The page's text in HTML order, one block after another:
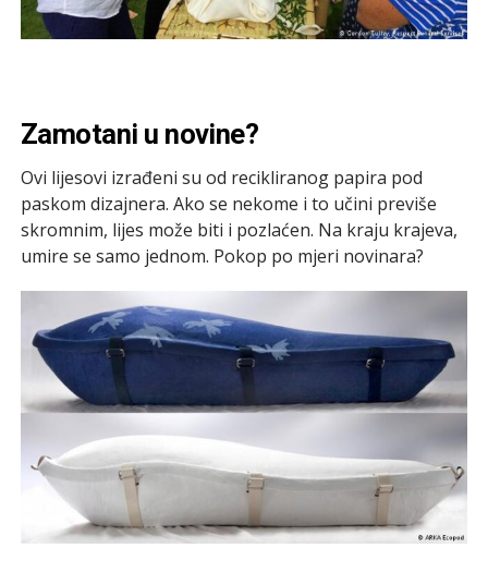
Zamotani u novine?
Ovi lijesovi izrađeni su od recikliranog papira pod
paskom dizajnera. Ako se nekome i to učini previše
skromnim, lijes može biti i pozlaćen. Na kraju krajeva,
umire se samo jednom. Pokop po mjeri novinara?